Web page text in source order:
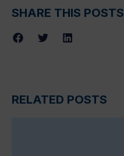
SHARE THIS POSTS
RELATED POSTS